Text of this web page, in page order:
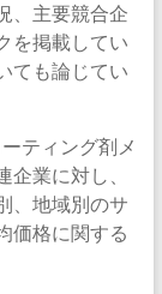
、主要競合企
を掲載してい
ても論じてい
ティング剤メ
業に対し、
、地域別のサ
価格に関する